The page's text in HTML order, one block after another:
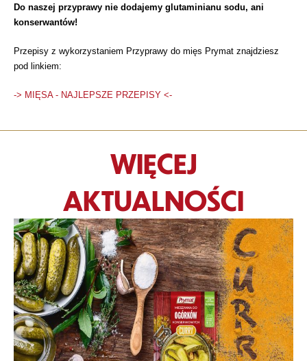
Do naszej przyprawy nie dodajemy glutaminianu sodu, ani
konserwantów!
Przepisy z wykorzystaniem Przyprawy do mięs Prymat znajdziesz
pod linkiem:
-> MIĘSA - NAJLEPSZE PRZEPISY <-
WIĘCEJ
AKTUALNOŚCI